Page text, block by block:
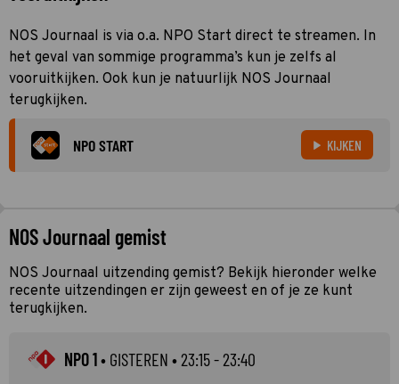
NOS Journaal is via o.a. NPO Start direct te streamen. In
het geval van sommige programma’s kun je zelfs al
vooruitkijken. Ook kun je natuurlijk NOS Journaal
terugkijken.
NPO START KIJKEN
NOS Journaal gemist
NOS Journaal uitzending gemist? Bekijk hieronder welke
recente uitzendingen er zijn geweest en of je ze kunt
terugkijken.
NPO 1• GISTEREN • 23:15 - 23:40